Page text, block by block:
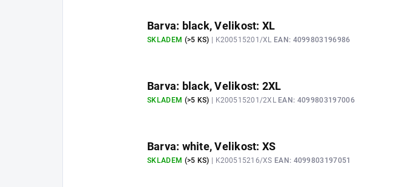
Barva: black, Velikost: XL
SKLADEM (>5 KS) | K200515201/XL EAN: 4099803196986
Barva: black, Velikost: 2XL
SKLADEM (>5 KS) | K200515201/2XL EAN: 4099803197006
Barva: white, Velikost: XS
SKLADEM (>5 KS) | K200515216/XS EAN: 4099803197051